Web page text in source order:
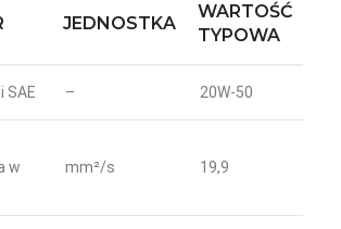
JEDNOSTKA
WARTOŚĆ
TYPOWA
SAE – 20W-50
w
mm²/s 19,9